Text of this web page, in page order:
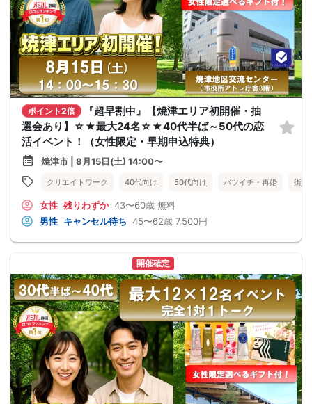
ポイント2倍
『超早割中』【焼津エリア初開催・抽
選会あり】☆★最大24名☆★40代半ば～50代の恋
活イベント！（女性限定・早期申込特典）
焼津市 | 8月15日(土) 14:00〜
クリエイトワーク 40代向け 50代向け バツイチ・再婚 街コ
女性 残りわずか 43〜60歳 無料
男性 キャンセル待ち 45〜62歳 7,500円
開催確定